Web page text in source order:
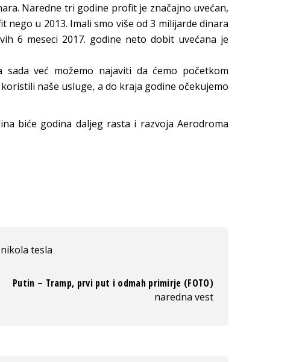
Naredne tri godine profit je značajno uvećan,
u 2013. Imali smo više od 3 milijarde dinara
6 meseci 2017. godine neto dobit uvećana je
već možemo najaviti da ćemo početkom
naše usluge, a do kraja godine očekujemo
biće godina daljeg rasta i razvoja Aerodroma
tesla
Putin – Tramp, prvi put i odmah primirje (FOTO)
naredna vest